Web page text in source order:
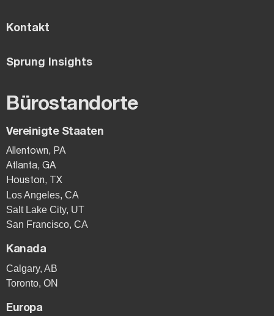
Kontakt
Sprung Insights
Bürostandorte
Vereinigte Staaten
Allentown, PA
Atlanta, GA
Houston, TX
Los Angeles, CA
Salt Lake City, UT
San Francisco, CA
Kanada
Calgary, AB
Toronto, ON
Europa